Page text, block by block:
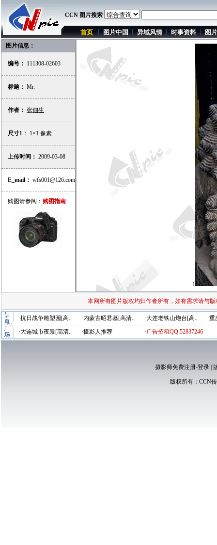
CCN 图片搜索
首页 图片中国 异域风情 时事资料 图
图片信息：
编号： 111308-02603
标题： Mr.
作者： 张佃生
尺寸1 ： 1×1 像素
上传时间： 2009-03-08
E_mail： wfs001@126.com
购图请参阅： 购图指南
1
本网所有图片版权均归作者所有，如有需求请与
·抗日战争雕塑园[高.. ·内蒙古昭君墓[高清.. ·大连老铁山炮台[高..
·
·大连城市夜景[高清..
·摄影人推荐 ·广告招租QQ:52837246
摄影师免费注册-登录|
版权所有： CCN